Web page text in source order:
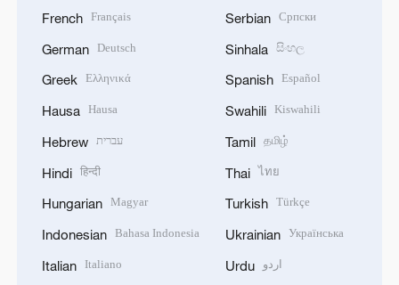
French Français
German Deutsch
Greek Ελληνικά
Hausa Hausa
Hebrew עברית
Hindi हिन्दी
Hungarian Magyar
Indonesian Bahasa Indonesia
Italian Italiano
Serbian Српски
Sinhala සිංහල
Spanish Español
Swahili Kiswahili
Tamil தமிழ்
Thai ไทย
Turkish Türkçe
Ukrainian Українська
Urdu اردو